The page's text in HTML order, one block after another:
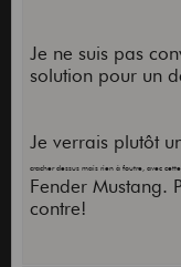
Je ne suis pas
solution pour un
Je verrais plutôt
cracher dessus mais rien à foutre, avec
Fender Mustang.
contre!